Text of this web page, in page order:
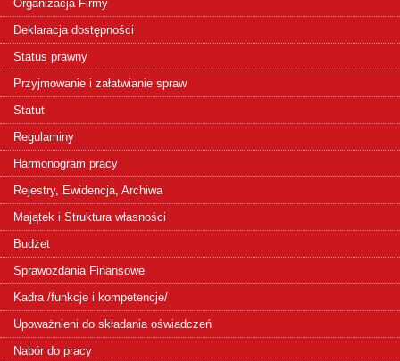
Organizacja Firmy
Deklaracja dostępności
Status prawny
Przyjmowanie i załatwianie spraw
Statut
Regulaminy
Harmonogram pracy
Rejestry, Ewidencja, Archiwa
Majątek i Struktura własności
Budżet
Sprawozdania Finansowe
Kadra /funkcje i kompetencje/
Upoważnieni do składania oświadczeń
Nabór do pracy